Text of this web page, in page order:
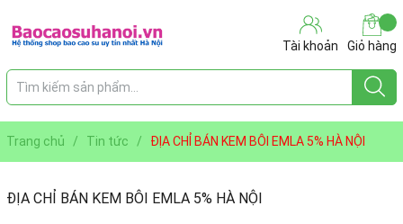
Tài khoản Giỏ hàng
Trang chủ / Tin tức / ĐỊA CHỈ BÁN KEM BÔI EMLA 5% HÀ NỘI
ĐỊA CHỈ BÁN KEM BÔI EMLA 5% HÀ NỘI